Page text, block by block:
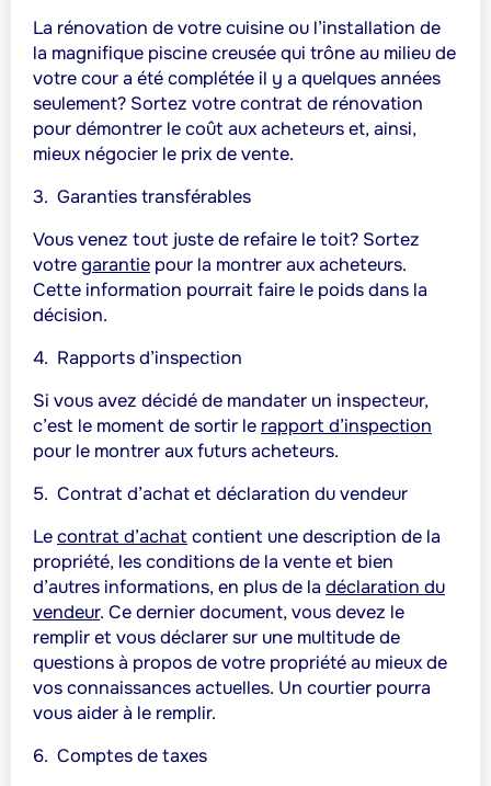
La rénovation de votre cuisine ou l’installation de
la magnifique piscine creusée qui trône au milieu de
votre cour a été complétée il y a quelques années
seulement? Sortez votre contrat de rénovation
pour démontrer le coût aux acheteurs et, ainsi,
mieux négocier le prix de vente.
3. Garanties transférables
Vous venez tout juste de refaire le toit? Sortez
votregarantie pour la montrer aux acheteurs.
Cette information pourrait faire le poids dans la
décision.
4. Rapports d’inspection
Si vous avez décidé de mandater un inspecteur,
c’est le moment de sortir le rapport d’inspection
pour le montrer aux futurs acheteurs.
5. Contrat d’achat et déclaration du vendeur
Lecontrat d’achat contient une description de la
propriété, les conditions de la vente et bien
d’autres informations, en plus de la déclaration du
vendeur. Ce dernier document, vous devez le
remplir et vous déclarer sur une multitude de
questions à propos de votre propriété au mieux de
vos connaissances actuelles. Un courtier pourra
vous aider à le remplir.
6. Comptes de taxes